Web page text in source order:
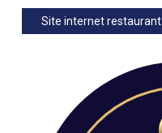
Site internet restaurant